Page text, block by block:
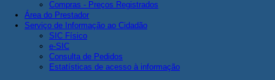
Compras - Preços Registrados
Área do Prestador
Serviço de Informação ao Cidadão
SIC Físico
e-SIC
Consulta de Pedidos
Estatísticas de acesso à informação